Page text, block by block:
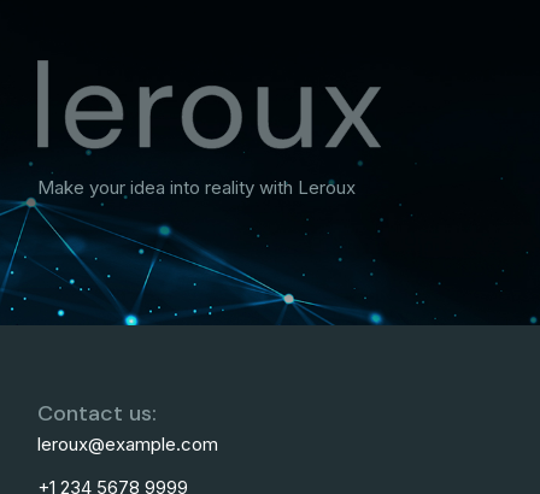
Make your idea into reality with Leroux
Contact us:
leroux@example.com
+1 234 5678 9999